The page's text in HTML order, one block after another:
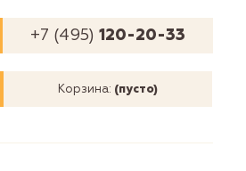
+7 (495)120-20-33
Корзина: (пусто)